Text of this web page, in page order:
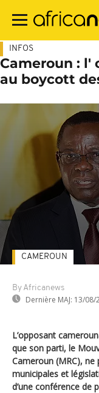
contenu
INFOS
Cameroun : l'
au boycott
By Africanews
Dernière MAJ: 13/08/
CAMEROUN
L’opposant
que son parti, le
Cameroun (MRC),
municipales et
d’une conférence de